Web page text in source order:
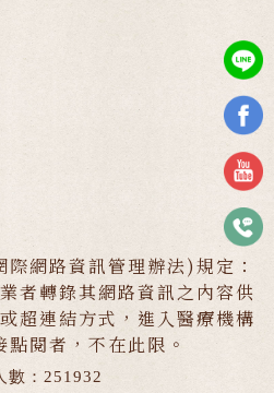
網路資訊管理辦法)規定：
者轉錄其網路資訊之內容供
超連結方式，進入醫療機構
閱者，不在此限。
數：251932